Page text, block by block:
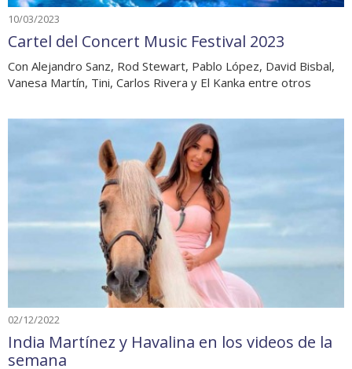
10/03/2023
Cartel del Concert Music Festival 2023
Con Alejandro Sanz, Rod Stewart, Pablo López, David Bisbal,
Vanesa Martín, Tini, Carlos Rivera y El Kanka entre otros
02/12/2022
India Martínez y Havalina en los videos de la
semana